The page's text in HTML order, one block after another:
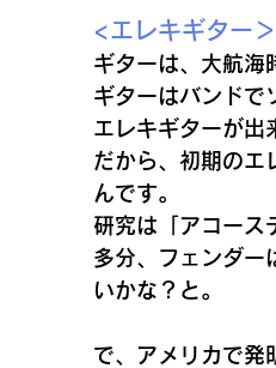
<エレキギター＞
ギターは、大航海
ギターはバンドで
エレキギターが出
だから、初期のエ
んです。
研究は「アコース
多分、フェンダー
いかな？と。
で、アメリカで発